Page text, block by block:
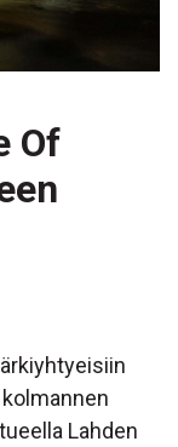
Of
Lahden